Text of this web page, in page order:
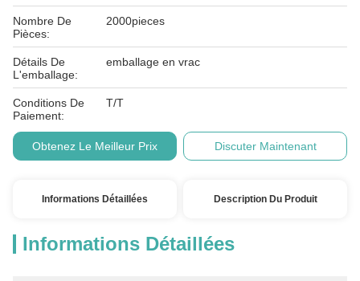
Nombre De
Pièces:
2000pieces
Détails De
L'emballage:
emballage en vrac
Conditions De
Paiement:
T/T
Obtenez Le Meilleur Prix Discuter Maintenant
Informations Détaillées Description Du Produit
Informations Détaillées